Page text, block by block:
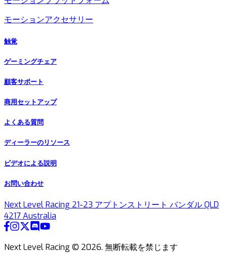
モーションアクセサリー
触覚
ゲーミングチェア
顧客サポート
商用セットアップ
よくある質問
ディーラーのリソース
ビデオによる説明
お問い合わせ
Next Level Racing 21-23 アプトンストリート バンダル QLD
4217 Australia
Next Level Racing © 2026. 無断転載を禁じます